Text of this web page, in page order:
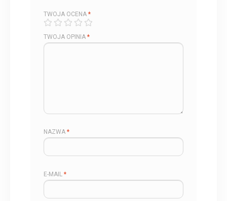
TWOJA OCENA *
TWOJA OPINIA *
NAZWA *
E-MAIL *